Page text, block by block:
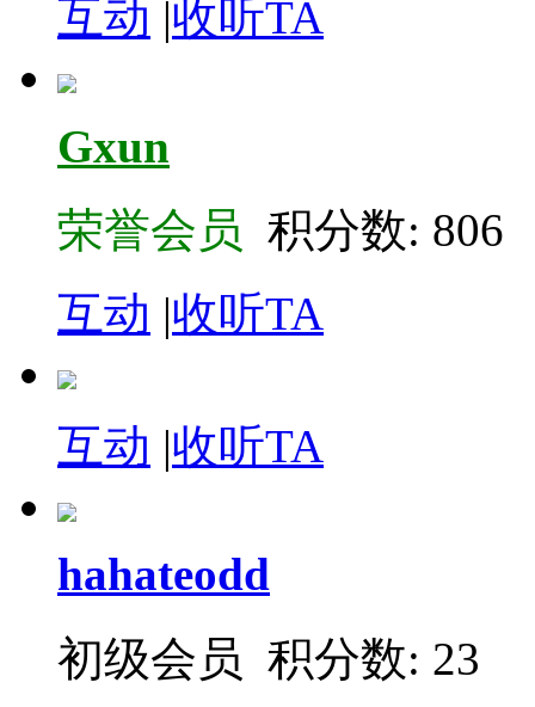
互动 |收听TA
Gxun
荣誉会员 积分数: 806
互动 |收听TA
互动 |收听TA
hahateodd
初级会员 积分数: 23